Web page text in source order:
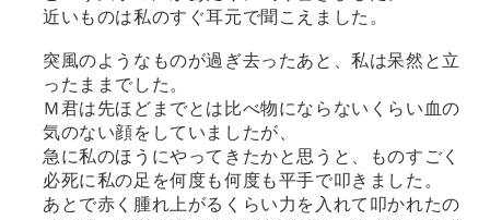
近いものは私のすぐ耳元で聞こえました。
突風のようなものが過ぎ去ったあと、私は呆然と立
ったままでした。
Ｍ君は先ほどまでとは比べ物にならないくらい血の
気のない顔をしていましたが、
急に私のほうにやってきたかと思うと、ものすごく
必死に私の足を何度も何度も平手で叩きました。
あとで赤く腫れ上がるくらい力を入れて叩かれたの